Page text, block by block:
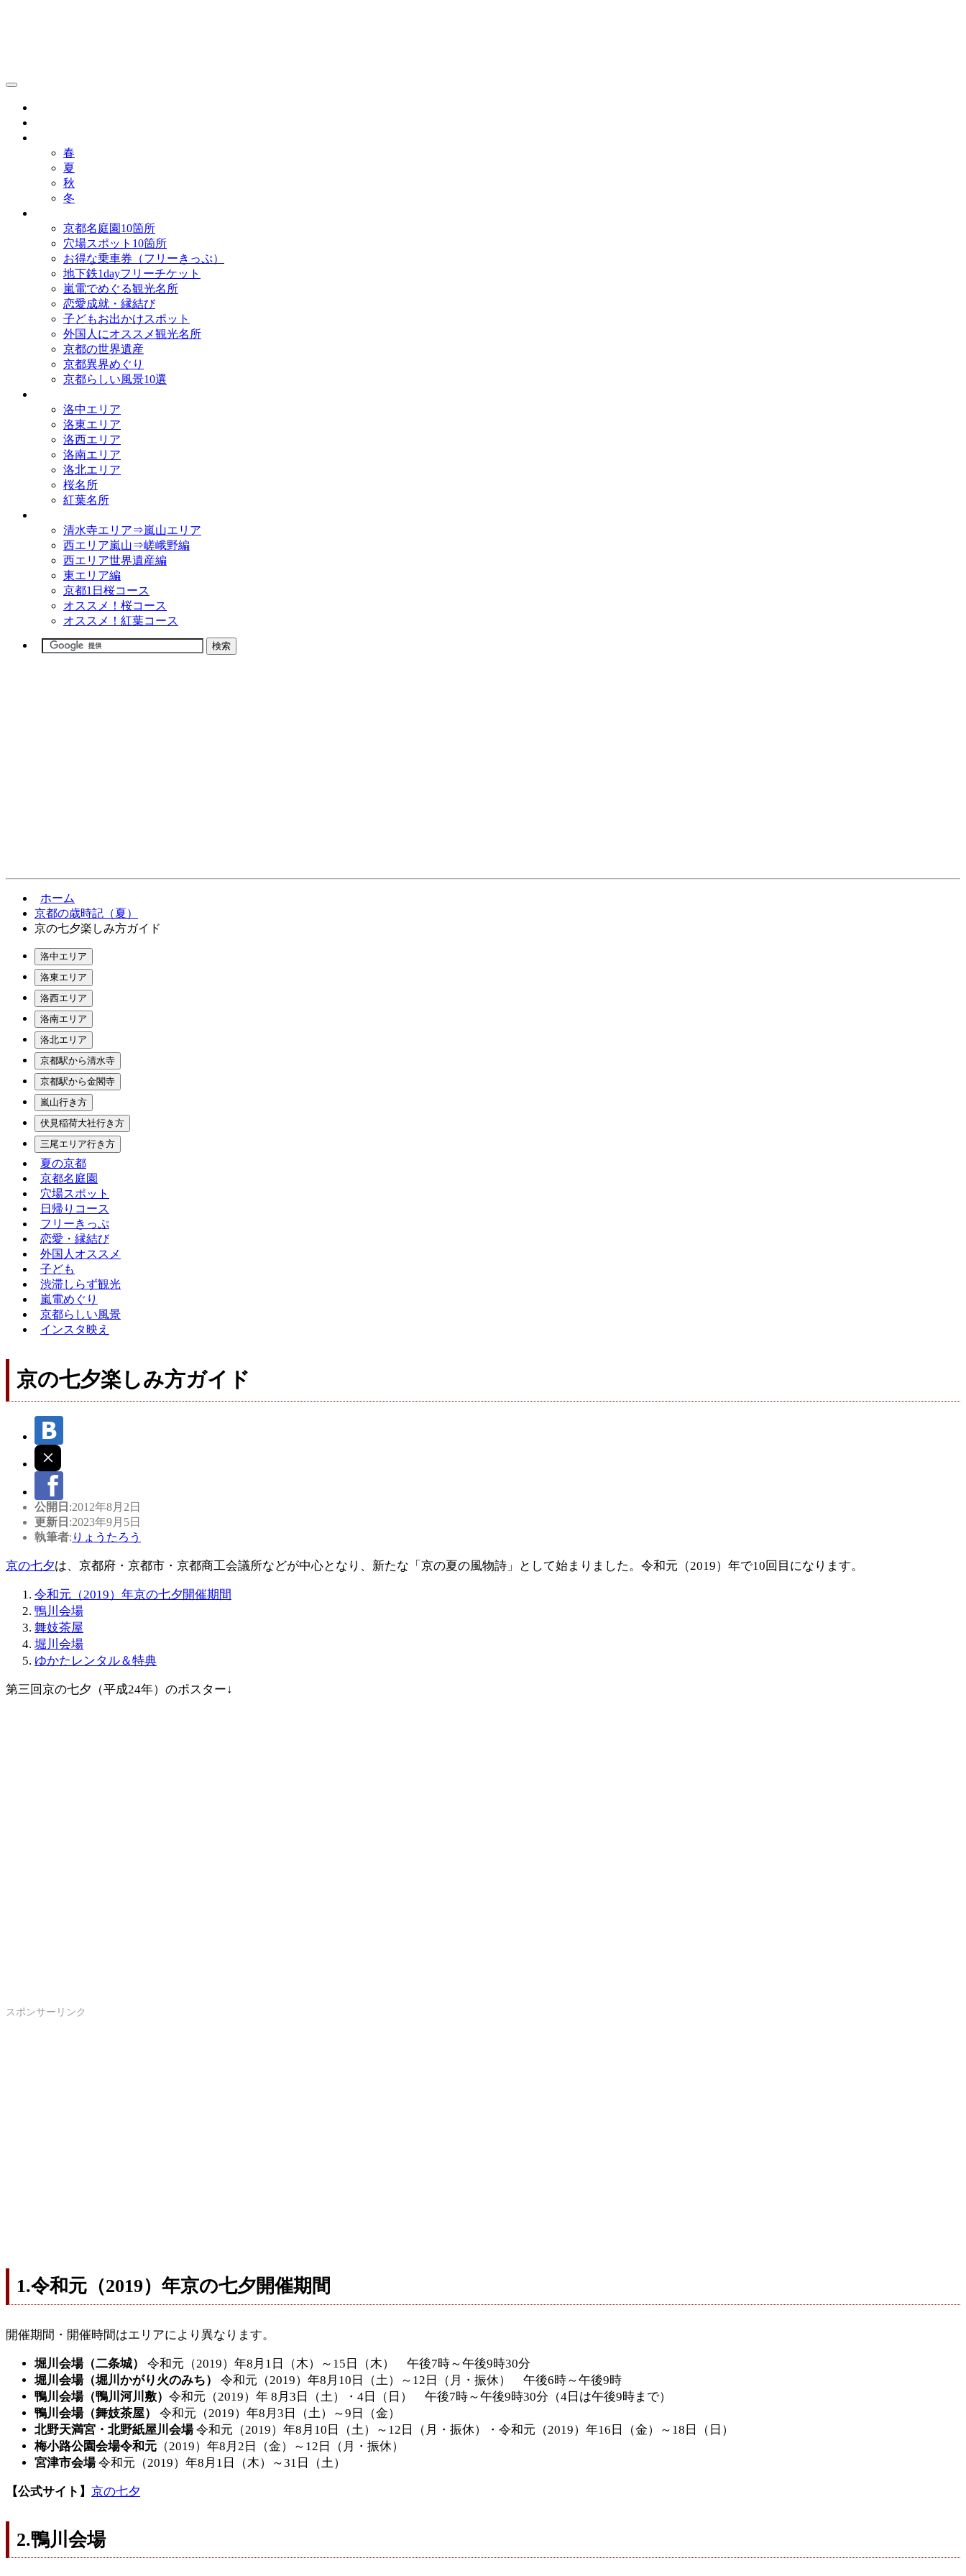
春
夏
秋
冬
京都名庭園10箇所
穴場スポット10箇所
お得な乗車券（フリーきっぷ）
地下鉄1dayフリーチケット
嵐電でめぐる観光名所
恋愛成就・縁結び
子どもお出かけスポット
外国人にオススメ観光名所
京都の世界遺産
京都異界めぐり
京都らしい風景10選
洛中エリア
洛東エリア
洛西エリア
洛南エリア
洛北エリア
桜名所
紅葉名所
清水寺エリア⇒嵐山エリア
西エリア嵐山⇒嵯峨野編
西エリア世界遺産編
東エリア編
京都1日桜コース
オススメ！桜コース
オススメ！紅葉コース
ホーム
京都の歳時記（夏）
京の七夕楽しみ方ガイド
洛中エリア
洛東エリア
洛西エリア
洛南エリア
洛北エリア
京都駅から清水寺
京都駅から金閣寺
嵐山行き方
伏見稲荷大社行き方
三尾エリア行き方
夏の京都
京都名庭園
穴場スポット
日帰りコース
フリーきっぷ
恋愛・縁結び
外国人オススメ
子ども
渋滞しらず観光
嵐電めぐり
京都らしい風景
インスタ映え
京の七夕楽しみ方ガイド
公開日 :2012年8月2日
更新日 :2023年9月5日
執筆者: りょうたろう
京の七夕は、京都府・京都市・京都商工会議所などが中心となり、新たな「京の夏の風物詩」として始まりました。令和元（2019）年で10回目になります。
令和元（2019）年京の七夕開催期間
鴨川会場
舞妓茶屋
堀川会場
ゆかたレンタル＆特典
第三回京の七夕（平成24年）のポスター↓
スポンサーリンク
1.令和元（2019）年京の七夕開催期間
開催期間・開催時間はエリアにより異なります。
堀川会場（二条城） 令和元（2019）年8月1日（木）～15日（木） 午後7時～午後9時30分
堀川会場（堀川かがり火のみち）
令和元（2019）年8月10日（土）～12日（月・振休） 午後6時～午後9時
鴨川会場（鴨川河川敷） 令和元（2019）年 8月3日（土）・4日（日） 午後7時～午後9時30分（4日は午後9時まで）
鴨川会場（舞妓茶屋）
令和元（2019）年8月3日（土）～9日（金）
北野天満宮・北野紙屋川会場令和元（2019）年8月10日（土）～12日（月・振休）・令和元（2019）年16日（金）～18日（日）
梅小路公園会場令和元 （2019）年8月2日（金）～12日（月・振休）
宮津市会場令和元（2019）年8月1日（木）～31日（土）
【公式サイト】 京の七夕
2.鴨川会場